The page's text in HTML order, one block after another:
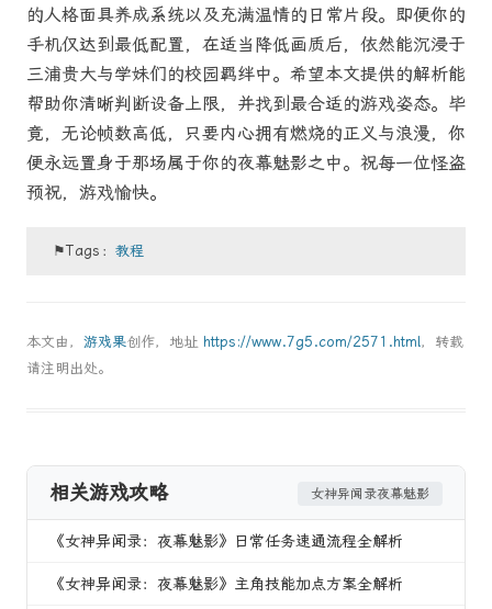
的人格面具养成系统以及充满温情的日常片段。即便你的
手机仅达到最低配置，在适当降低画质后，依然能沉浸于
三浦贵大与学妹们的校园羁绊中。希望本文提供的解析能
帮助你清晰判断设备上限，并找到最合适的游戏姿态。毕
竟，无论帧数高低，只要内心拥有燃烧的正义与浪漫，你
便永远置身于那场属于你的夜幕魅影之中。祝每一位怪盗
预祝，游戏愉快。
⚑Tags：教程
本文由， 游戏果创作，地址 https://www.7g5.com/2571.html，转载
请注明出处。
相关游戏攻略 女神异闻录夜幕魅影
《女神异闻录：夜幕魅影》日常任务速通流程全解析
《女神异闻录：夜幕魅影》主角技能加点方案全解析